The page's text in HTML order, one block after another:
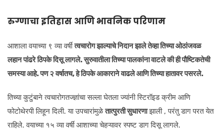
रुग्णाचा इतिहास आणि भावनिक परिणाम
आशाला वयाच्या ९ व्या वर्षीत्वचारोग झाल्याचे निदान झाले तेव्हा तिच्या ओठांजवळ
लहान पांढरे ठिपके दिसू लागले. सुरुवातीला तिच्या पालकांना वाटले की ही पौष्टिकतेची
समस्या आहे. पण २ वर्षातच, हे ठिपके आकाराने वाढले आणि तिच्या हातावर पसरले.
तिच्या कुटुंबाने त्वचारोगतज्ज्ञांचा सल्ला घेतला ज्यांनी स्टिरॉइड क्रीम आणि
फोटोथेरपी लिहून दिली. या उपचारांमुळेतात्पुरती सुधारणाझाली , परंतु डाग परत येत
राहिले. वयाच्या १५ व्या वर्षी आशाच्या चेहऱ्यावर स्पष्ट डाग दिसू लागले.